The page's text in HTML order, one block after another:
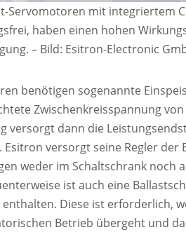
Servomotoren mit integriertem
haben einen hohen
– Bild: Esitron-Electronic
benötigen sogenannte
Zwischenkreisspannung von
versorgt dann die
versorgt seine Regler der
weder im Schaltschrank noch
ist auch eine
Diese ist erforderlich,
Betrieb übergeht und